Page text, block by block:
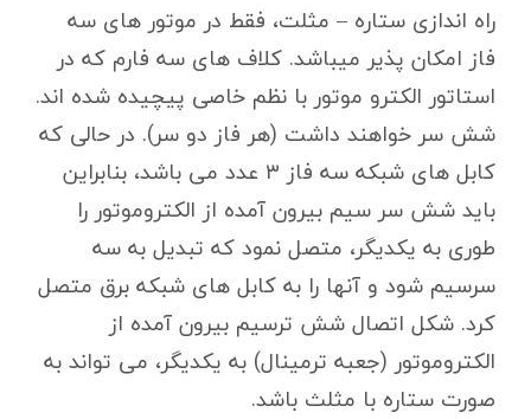
راه اندازی ستاره – مثلت، فقط در موتور های سه
فاز امکان پذیر میباشد. کلاف های سه فارم که در
استاتور الکترو موتور با نظم خاصی پیچیده شده اند.
شش سر خواهند داشت (هر فاز دو سر). در حالی که
کابل های شبکه سه فاز ۳ عدد می باشد، بنابراین
باید شش سر سیم بیرون آمده از الکتروموتور را
طوری به یکدیگر، متصل نمود که تبدیل به سه
سرسیم شود و آنها را به کابل های شبکه برق متصل
کرد. شکل اتصال شش ترسیم بیرون آمده از
الکتروموتور (جعبه ترمینال) به یکدیگر، می تواند به
صورت ستاره با مثلث باشد.